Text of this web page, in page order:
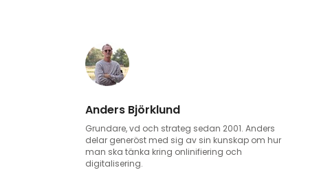
Anders Björklund
Grundare, vd och strateg sedan 2001. Anders
delar generöst med sig av sin kunskap om hur
man ska tänka kring onlinifiering och
digitalisering.